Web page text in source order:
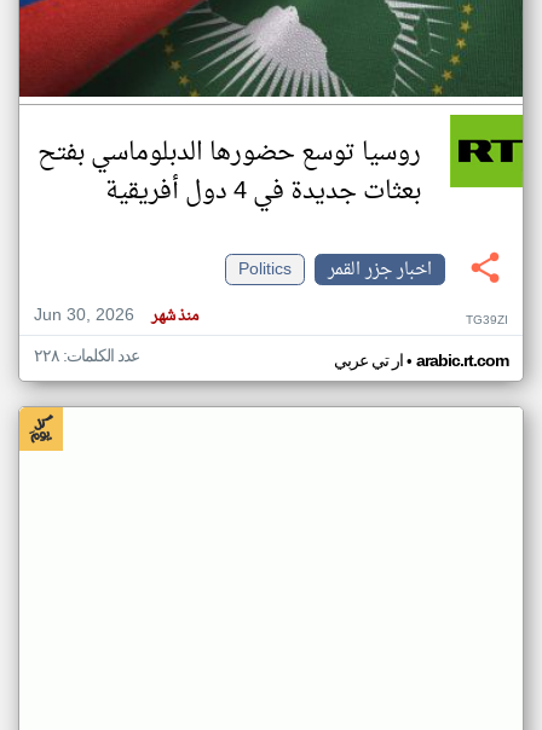
روسيا توسع حضورها الدبلوماسي بفتح
بعثات جديدة في 4 دول أفريقية
اخبار جزر القمر
Politics
Jun 30, 2026
منذ شهر TG39ZI
ار تي عربي• arabic.rt.com عدد الكلمات: ٢٢٨